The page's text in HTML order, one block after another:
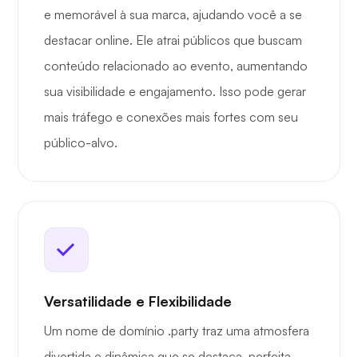
e memorável à sua marca, ajudando você a se
destacar online. Ele atrai públicos que buscam
conteúdo relacionado ao evento, aumentando
sua visibilidade e engajamento. Isso pode gerar
mais tráfego e conexões mais fortes com seu
público-alvo.
Versatilidade e Flexibilidade
Um nome de domínio .party traz uma atmosfera